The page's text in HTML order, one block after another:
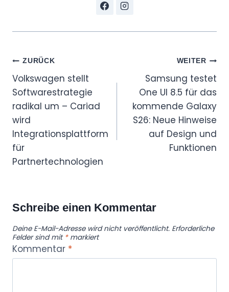
Beitragsnavigation
ZURÜCK
Volkswagen stellt
Softwarestrategie
radikal um – Cariad
wird
Integrationsplattform
für
Partnertechnologien
WEITER
Samsung testet
One UI 8.5 für das
kommende Galaxy
S26: Neue Hinweise
auf Design und
Funktionen
Schreibe einen Kommentar
Deine E-Mail-Adresse wird nicht veröffentlicht. Erforderliche
Felder sind mit *markiert
Kommentar *